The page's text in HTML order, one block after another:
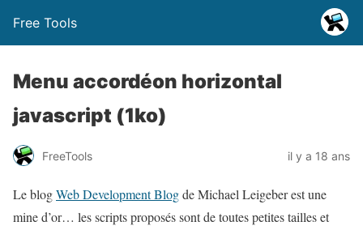
Free Tools
Menu accordéon horizontal
javascript (1ko)
FreeTools il y a 18 ans
Le blogWeb Development Blogde Michael Leigeber est une
mine d’or… les scripts proposés sont de toutes petites tailles et